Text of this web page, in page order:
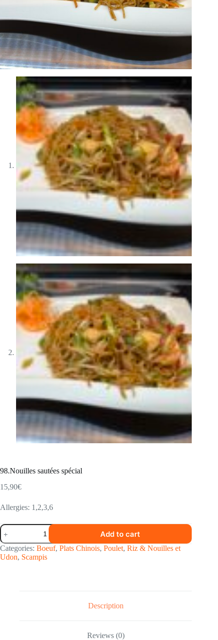
98.Nouilles sautées spécial
15,90€
Allergies: 1,2,3,6
98.Nouilles
sautées
spécial
quantity
Add to cart
Categories: Boeuf, Plats Chinois, Poulet, Riz & Nouilles et
Udon, Scampis
Description
Reviews (0)